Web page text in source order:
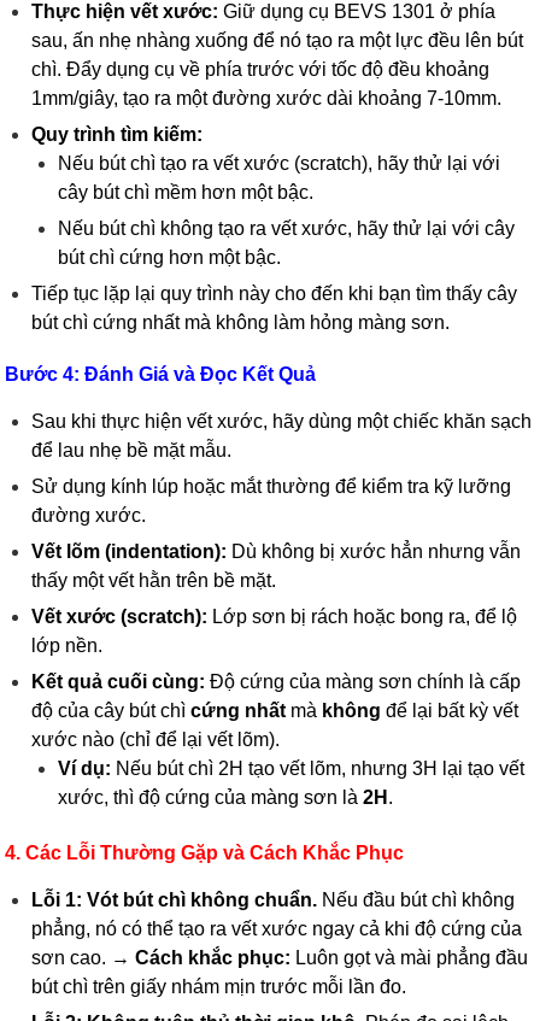
Thực hiện vết xước: Giữ dụng cụ BEVS 1301 ở phía
sau, ấn nhẹ nhàng xuống để nó tạo ra một lực đều lên bút
chì. Đẩy dụng cụ về phía trước với tốc độ đều khoảng
1mm/giây, tạo ra một đường xước dài khoảng 7-10mm.
Quy trình tìm kiếm:
Nếu bút chì tạo ra vết xước (scratch), hãy thử lại với
cây bút chì mềm hơn một bậc.
Nếu bút chì không tạo ra vết xước, hãy thử lại với cây
bút chì cứng hơn một bậc.
Tiếp tục lặp lại quy trình này cho đến khi bạn tìm thấy cây
bút chì cứng nhất mà không làm hỏng màng sơn.
Bước 4: Đánh Giá và Đọc Kết Quả
Sau khi thực hiện vết xước, hãy dùng một chiếc khăn sạch
để lau nhẹ bề mặt mẫu.
Sử dụng kính lúp hoặc mắt thường để kiểm tra kỹ lưỡng
đường xước.
Vết lõm (indentation): Dù không bị xước hẳn nhưng vẫn
thấy một vết hằn trên bề mặt.
Vết xước (scratch): Lớp sơn bị rách hoặc bong ra, để lộ
lớp nền.
Kết quả cuối cùng: Độ cứng của màng sơn chính là cấp
độ của cây bút chìcứng nhất mà không để lại bất kỳ vết
xước nào (chỉ để lại vết lõm).
Ví dụ: Nếu bút chì 2H tạo vết lõm, nhưng 3H lại tạo vết
xước, thì độ cứng của màng sơn là2H .
4. Các Lỗi Thường Gặp và Cách Khắc Phục
Lỗi 1: Vót bút chì không chuẩn. Nếu đầu bút chì không
phẳng, nó có thể tạo ra vết xước ngay cả khi độ cứng của
sơn cao. →Cách khắc phục: Luôn gọt và mài phẳng đầu
bút chì trên giấy nhám mịn trước mỗi lần đo.